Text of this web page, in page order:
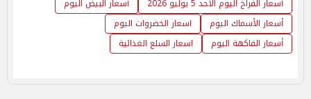
أسعار الفراخ اليوم الأحد 5 يوليو 2026
أسعار البيض اليوم
أسعار الأسماك اليوم
اسعار الخضروات اليوم
أسعار الفاكهة اليوم
اسعار السلع الغذائية